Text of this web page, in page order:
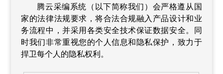
腾云采编系统（以下简称我们）会严格遵从国
家的法律法规要求，将合法合规融入产品设计和业
务流程中，并采用各类安全技术保证数据安全。同
时我们非常重视您的个人信息和隐私保护，致力于
捍卫每个人的隐私权利。